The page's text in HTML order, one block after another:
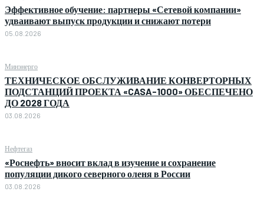
Эффективное обучение: партнеры «Сетевой компании»
удваивают выпуск продукции и снижают потери
05.08.2026
Минэнерго
ТЕХНИЧЕСКОЕ ОБСЛУЖИВАНИЕ КОНВЕРТОРНЫХ
ПОДСТАНЦИЙ ПРОЕКТА «CASA-1000» ОБЕСПЕЧЕНО
ДО 2028 ГОДА
03.08.2026
Нефтегаз
«Роснефть» вносит вклад в изучение и сохранение
популяции дикого северного оленя в России
03.08.2026